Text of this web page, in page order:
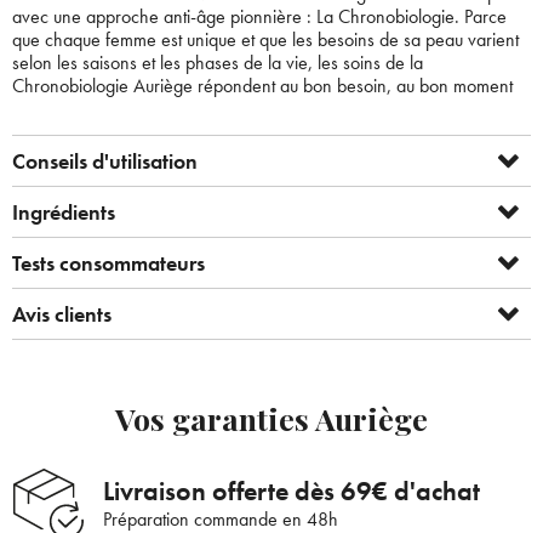
Voulez-vous vraiment supprimer le produit suivant du
panier ?
avec une approche anti-âge pionnière : La Chronobiologie. Parce
que chaque femme est unique et que les besoins de sa peau varient
selon les saisons et les phases de la vie, les soins de la
Chronobiologie Auriège répondent au bon besoin, au bon moment
Conseils d'utilisation
Ingrédients
Tests consommateurs
Avis clients
Vos garanties Auriège
Livraison offerte dès 69€ d'achat
Préparation commande en 48h
Bienvenue !
nouveautés ou promotions en cours et
bénéficier de nos conseils de saison, inscrivez-